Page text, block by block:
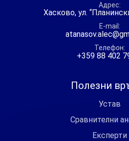
Полезни
Устав
Сравнителни
Експерти
Адрес
Хасково, ул.
E-mail
Телефон
+359 88 402